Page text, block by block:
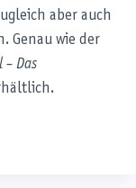
aber auch
Genau wie der
Das